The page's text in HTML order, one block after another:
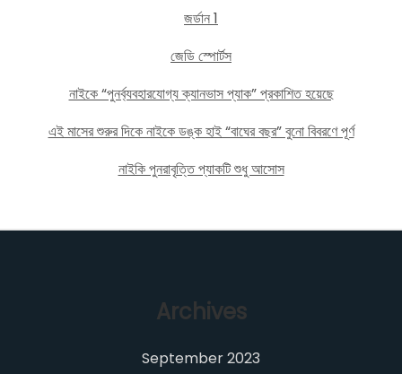
জর্ডান 1
জেডি স্পোর্টস
নাইকে “পুনর্ব্যবহারযোগ্য ক্যানভাস প্যাক” প্রকাশিত হয়েছে
এই মাসের শুরুর দিকে নাইকে ডঙ্ক হাই “বাঘের বছর” বুনো বিবরণে পূর্ণ
নাইকি পুনরাবৃত্তি প্যাকটি শুধু আসোস
Archives
September 2023